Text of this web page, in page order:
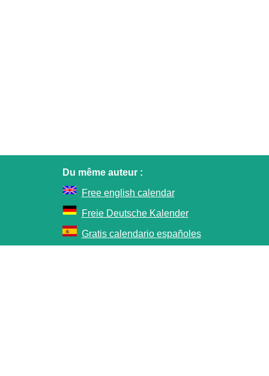
Du même auteur :
Free english calendar
Freie Deutsche Kalender
Gratis calendario españoles